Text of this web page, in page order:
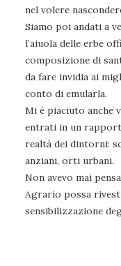
nel volere
Siamo poi andati a
l’aiuola delle erbe
composizione di
da fare invidia ai
conto di emularla.
Mi è piaciuto anche
entrati in un
realtà dei dintorni:
anziani, orti urbani.
Non avevo mai
Agrario possa
sensibilizzazione